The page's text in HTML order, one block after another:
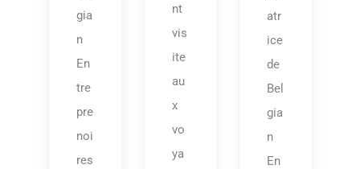
gia
n
En
tre
pre
noi
res
nt
vis
ite
au
x
vo
ya
atr
ice
de
Bel
gia
n
En